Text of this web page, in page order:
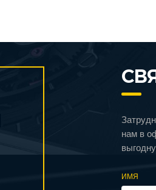
нам в
ИМЯ